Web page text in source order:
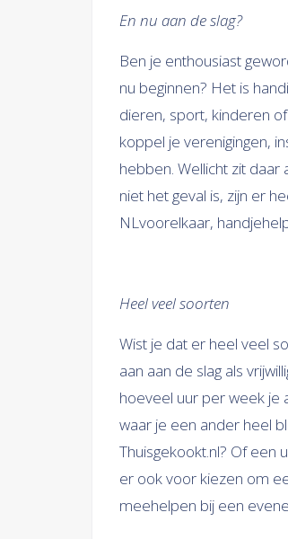
En nu aan de slag?
Ben je enthousiast
nu beginnen? Het is
dieren, sport, kinderen
koppel je verenigingen,
hebben. Wellicht zit daar
niet het geval is, zijn er
NLvoorelkaar,
Heel veel soorten
Wist je dat er heel veel
aan aan de slag als
hoeveel uur per week je
waar je een ander heel
Thuisgekookt.nl? Of een
er ook voor kiezen om
meehelpen bij een